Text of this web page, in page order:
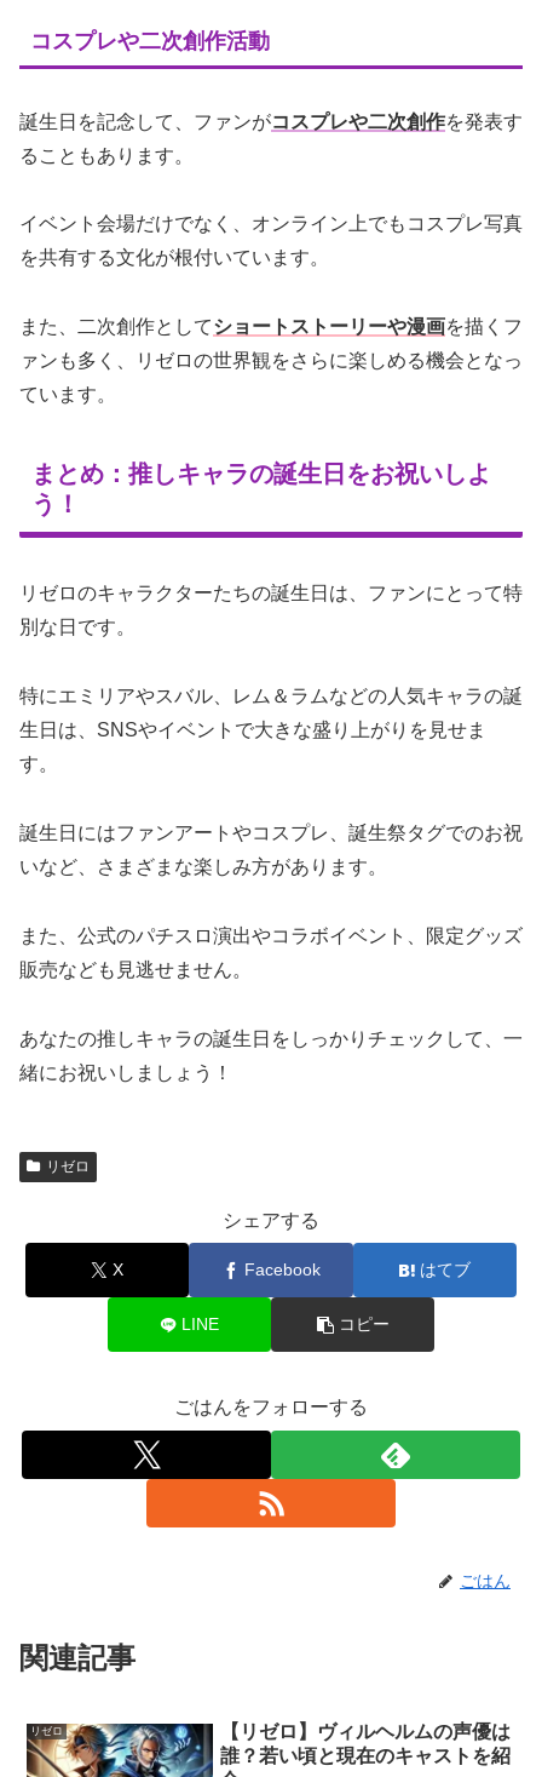
コスプレや二次創作活動
誕生日を記念して、ファンがコスプレや二次創作を発表す
ることもあります。
イベント会場だけでなく、オンライン上でもコスプレ写真
を共有する文化が根付いています。
また、二次創作としてショートストーリーや漫画を描くフ
ァンも多く、リゼロの世界観をさらに楽しめる機会となっ
ています。
まとめ：推しキャラの誕生日をお祝いしよ
う！
リゼロのキャラクターたちの誕生日は、ファンにとって特
別な日です。
特にエミリアやスバル、レム＆ラムなどの人気キャラの誕
生日は、SNSやイベントで大きな盛り上がりを見せま
す。
誕生日にはファンアートやコスプレ、誕生祭タグでのお祝
いなど、さまざまな楽しみ方があります。
また、公式のパチスロ演出やコラボイベント、限定グッズ
販売なども見逃せません。
あなたの推しキャラの誕生日をしっかりチェックして、一
緒にお祝いしましょう！
リゼロ
シェアする
X Facebook はてブ
LINE コピー
ごはんをフォローする
ごはん
関連記事
リゼロ
【リゼロ】ヴィルヘルムの声優は
誰？若い頃と現在のキャストを紹